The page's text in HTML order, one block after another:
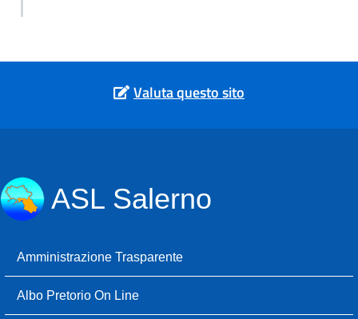
Valuta questo sito
ASL Salerno
Amministrazione Trasparente
Albo Pretorio On Line